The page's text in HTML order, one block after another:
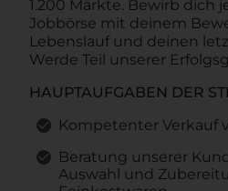
1.200 Märkte. Bewirb dich
Jobbörse mit deinem
Lebenslauf und deinen
Werde Teil unserer
HAUPTAUFGABEN DER
Kompetenter Verkauf
Beratung unserer
Auswahl und